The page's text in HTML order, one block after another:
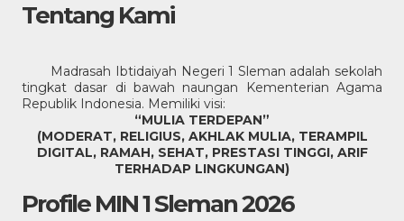
Tentang Kami
Madrasah Ibtidaiyah Negeri 1 Sleman adalah sekolah
tingkat dasar di bawah naungan Kementerian Agama
Republik Indonesia. Memiliki visi:
“MULIA TERDEPAN”
(MODERAT, RELIGIUS, AKHLAK MULIA, TERAMPIL
DIGITAL, RAMAH, SEHAT, PRESTASI TINGGI, ARIF
TERHADAP LINGKUNGAN)
Profile MIN 1 Sleman 2026